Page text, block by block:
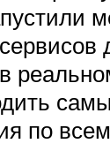
по